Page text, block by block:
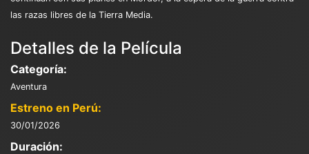
las razas libres de la Tierra Media.
Detalles de la Película
Categoría:
Aventura
Estreno en Perú:
30/01/2026
Duración: